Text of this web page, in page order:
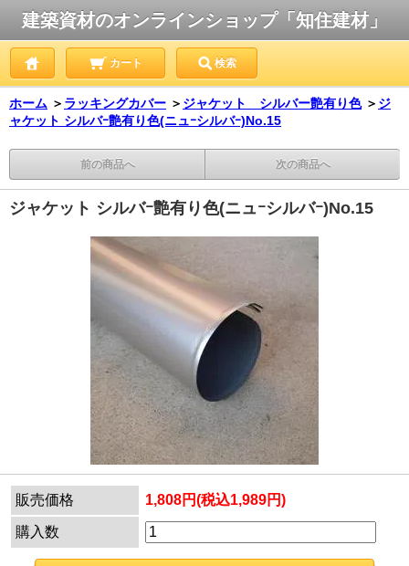
建築資材のオンラインショップ「知住建材」
カート 検索
ホーム ＞ ラッキングカバー ＞ ジャケット シルバー艶有り色 ＞ ジ
ャケット シルバｰ艶有り色(ニュｰシルバｰ)No.15
前の商品へ 次の商品へ
ジャケット シルバｰ艶有り色(ニュｰシルバｰ)No.15
販売価格 1,808円(税込1,989円)
購入数